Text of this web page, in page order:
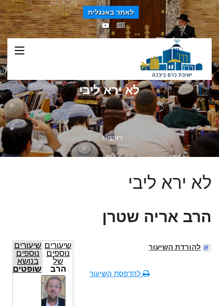
לאתר באנגלית
לא ירא ליבי
ראשי
לא ירא ליבי
הרב אריה שטרן
להורדת השיעור
להדפסת השיעור
שיעורים
נוספים
של
הרב
אריה
שטרן
שיעורים
נוספים
בנושא
שופטים